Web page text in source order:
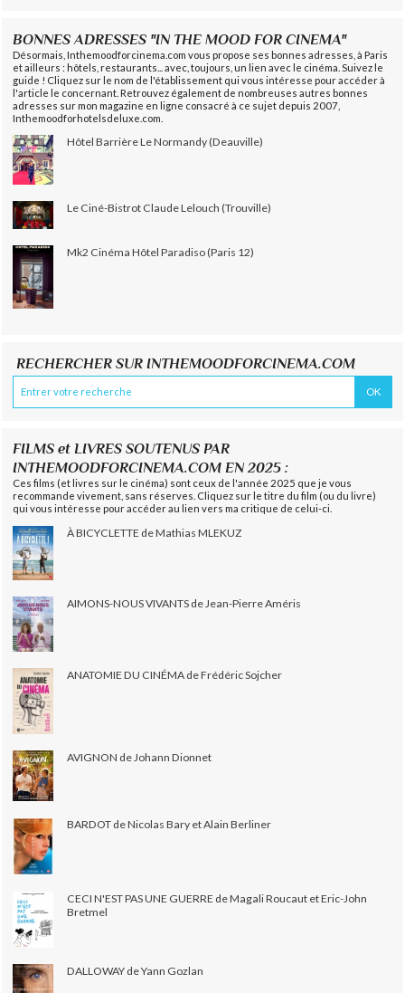
BONNES ADRESSES "IN THE MOOD FOR CINEMA"
Désormais, Inthemoodforcinema.com vous propose ses bonnes adresses, à Paris
et ailleurs : hôtels, restaurants... avec, toujours, un lien avec le cinéma. Suivez le
guide ! Cliquez sur le nom de l'établissement qui vous intéresse pour accéder à
l'article le concernant. Retrouvez également de nombreuses autres bonnes
adresses sur mon magazine en ligne consacré à ce sujet depuis 2007,
Inthemoodforhotelsdeluxe.com.
Hôtel Barrière Le Normandy (Deauville)
Le Ciné-Bistrot Claude Lelouch (Trouville)
Mk2 Cinéma Hôtel Paradiso (Paris 12)
RECHERCHER SUR INTHEMOODFORCINEMA.COM
FILMS et LIVRES SOUTENUS PAR
INTHEMOODFORCINEMA.COM EN 2025 :
Ces films (et livres sur le cinéma) sont ceux de l'année 2025 que je vous
recommande vivement, sans réserves. Cliquez sur le titre du film (ou du livre)
qui vous intéresse pour accéder au lien vers ma critique de celui-ci.
À BICYCLETTE de Mathias MLEKUZ
AIMONS-NOUS VIVANTS de Jean-Pierre Améris
ANATOMIE DU CINÉMA de Frédéric Sojcher
AVIGNON de Johann Dionnet
BARDOT de Nicolas Bary et Alain Berliner
CECI N'EST PAS UNE GUERRE de Magali Roucaut et Eric-John
Bretmel
DALLOWAY de Yann Gozlan